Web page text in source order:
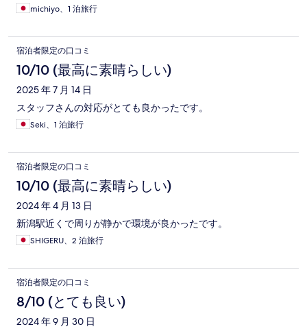
michiyo、1 泊旅行
宿泊者限定の口コミ
10/10 (最高に素晴らしい)
2025 年 7 月 14 日
スタッフさんの対応がとても良かったです。
Seki、1 泊旅行
宿泊者限定の口コミ
10/10 (最高に素晴らしい)
2024 年 4 月 13 日
新潟駅近くで周りが静かで環境が良かったです。
SHIGERU、2 泊旅行
宿泊者限定の口コミ
8/10 (とても良い)
2024 年 9 月 30 日